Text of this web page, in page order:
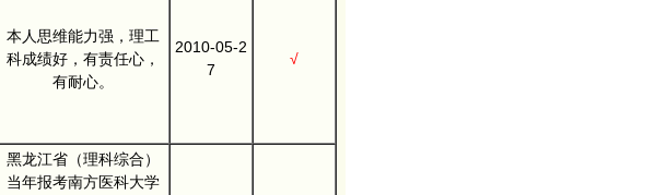
本人思维能力强，理工
科成绩好，有责任心，
有耐心。
2010-05-2
7
√
黑龙江省（理科综合）
当年报考南方医科大学